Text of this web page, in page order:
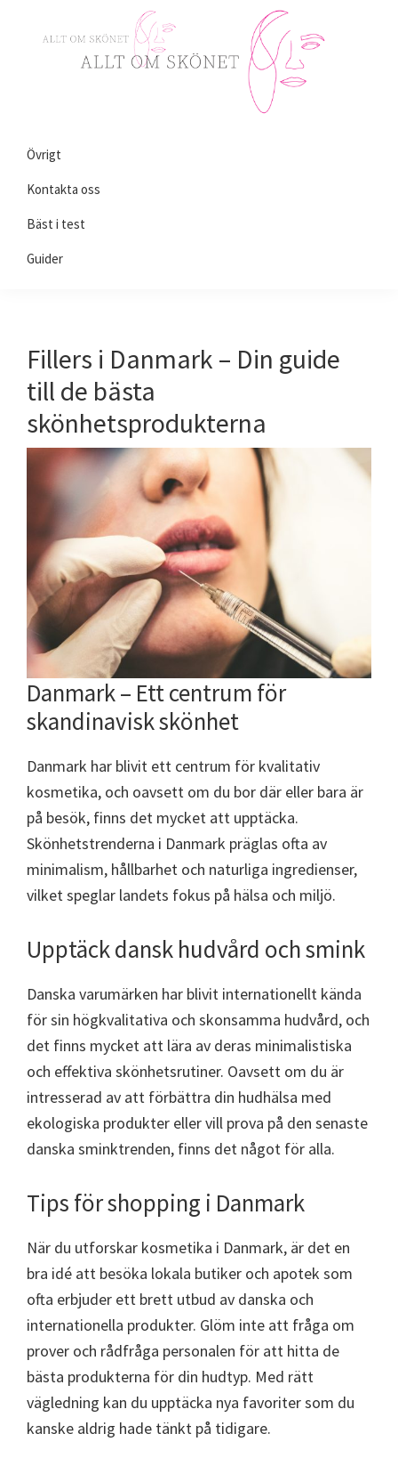
du
behöver
om
skönhet!
Övrigt
Kontakta oss
Bäst i test
Guider
Fillers i Danmark – Din guide
till de bästa
skönhetsprodukterna
Danmark – Ett centrum för
skandinavisk skönhet
Danmark har blivit ett centrum för kvalitativ
kosmetika, och oavsett om du bor där eller bara är
på besök, finns det mycket att upptäcka.
Skönhetstrenderna i Danmark präglas ofta av
minimalism, hållbarhet och naturliga ingredienser,
vilket speglar landets fokus på hälsa och miljö.
Upptäck dansk hudvård och smink
Danska varumärken har blivit internationellt kända
för sin högkvalitativa och skonsamma hudvård, och
det finns mycket att lära av deras minimalistiska
och effektiva skönhetsrutiner. Oavsett om du är
intresserad av att förbättra din hudhälsa med
ekologiska produkter eller vill prova på den senaste
danska sminktrenden, finns det något för alla.
Tips för shopping i Danmark
När du utforskar kosmetika i Danmark, är det en
bra idé att besöka lokala butiker och apotek som
ofta erbjuder ett brett utbud av danska och
internationella produkter. Glöm inte att fråga om
prover och rådfråga personalen för att hitta de
bästa produkterna för din hudtyp. Med rätt
vägledning kan du upptäcka nya favoriter som du
kanske aldrig hade tänkt på tidigare.